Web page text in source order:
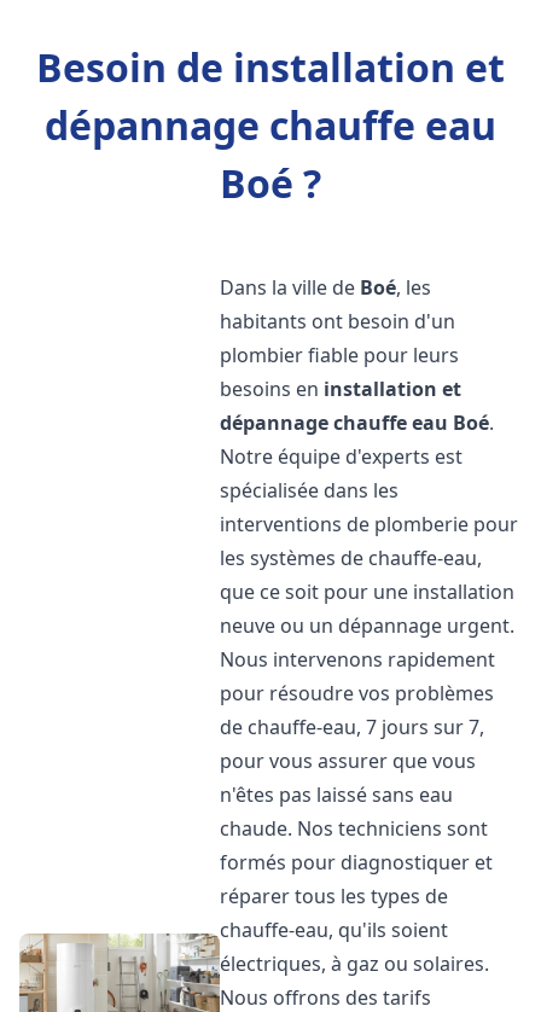
Besoin de installation et
dépannage chauffe eau
Boé ?
Dans la ville de Boé, les
habitants ont besoin d'un
plombier fiable pour leurs
besoins en installation et
dépannage chauffe eau Boé.
Notre équipe d'experts est
spécialisée dans les
interventions de plomberie pour
les systèmes de chauffe-eau,
que ce soit pour une installation
neuve ou un dépannage urgent.
Nous intervenons rapidement
pour résoudre vos problèmes
de chauffe-eau, 7 jours sur 7,
pour vous assurer que vous
n'êtes pas laissé sans eau
chaude. Nos techniciens sont
formés pour diagnostiquer et
réparer tous les types de
chauffe-eau, qu'ils soient
électriques, à gaz ou solaires.
Nous offrons des tarifs